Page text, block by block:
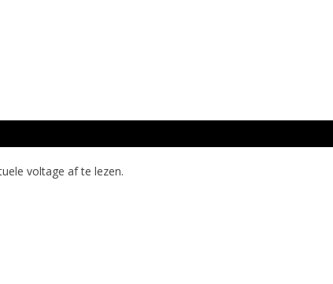
voltage af te lezen.